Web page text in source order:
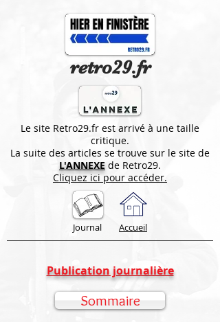
retro29.fr
Le site Retro29.fr est arrivé à une taille
critique.
La suite des articles se trouve sur le site de
L'ANNEXE de Retro29.
Cliquez ici pour accéder.
Journal Accueil
Publication journalière
Sommaire